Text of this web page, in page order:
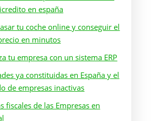
en españa
tu coche online y conseguir el
en minutos
tu empresa con un sistema ERP
ya constituidas en España y el
de empresas inactivas
fiscales de las Empresas en